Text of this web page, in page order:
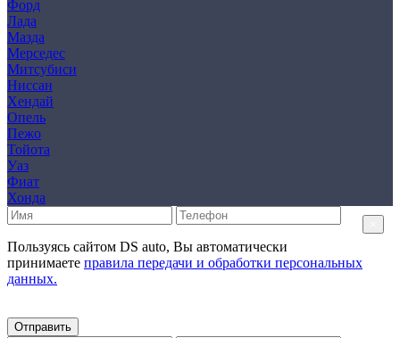
Форд
Лада
Мазда
Мерседес
Митсубиси
Ниссан
Хендай
Опель
Пежо
Тойота
Уаз
Фиат
Хонда
Пользуясь сайтом DS auto, Вы автоматически
принимаете правила передачи и обработки персональных
данных.
Отправить